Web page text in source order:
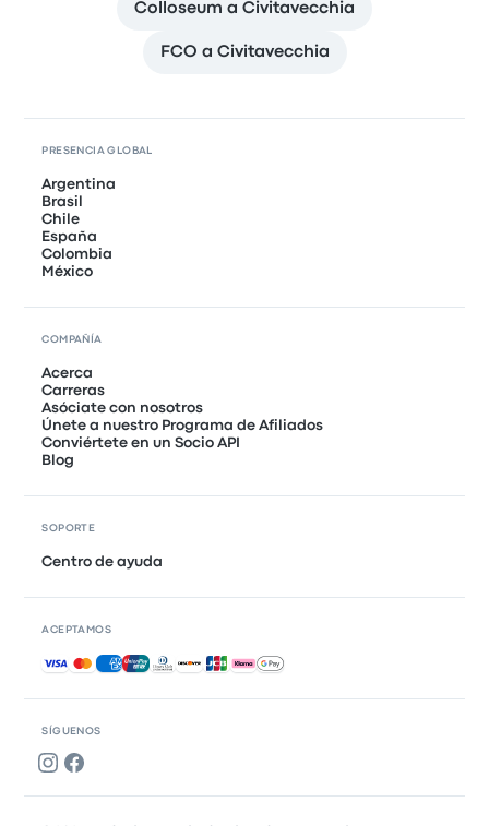
Colloseum a Civitavecchia
FCO a Civitavecchia
SÍGUENOS
PRESENCIA GLOBAL
Argentina
Brasil
Chile
España
Colombia
México
COMPAÑÍA
Acerca
Carreras
Asóciate con nosotros
Únete a nuestro Programa de Afiliados
Conviértete en un Socio API
Blog
SOPORTE
Centro de ayuda
ACEPTAMOS
Pagos aceptados